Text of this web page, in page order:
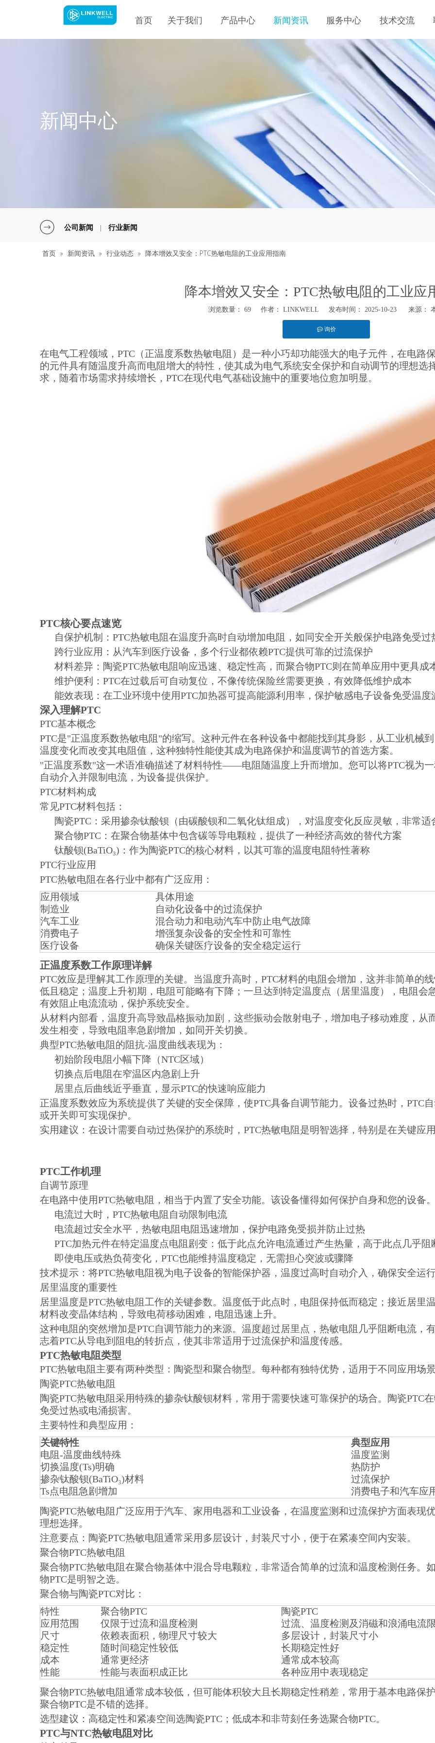
首页 关于我们 产品中心 新闻资讯 服务中心 技术交流
新闻中心
公司新闻 行业新闻
首页 » 新闻资讯 » 行业动态 » 降本增效又安全：PTC热敏电阻的工业应用指南
降本增效又安全：PTC热敏电阻的工业应
浏览数量： 69 作者： LINKWELL 发布时间： 2025-10-23 来源：
询价
["facebook","twitter","line","wechat","linkedin","pinterest","whatsapp"]
在电气工程领域，PTC（正温度系数热敏电阻）是一种小巧却功能强大的电子元件，在电路
的元件具有随温度升高而电阻增大的特性，使其成为电气系统安全保护和自动调节的理想选
求，随着市场需求持续增长，PTC在现代电气基础设施中的重要地位愈加明显。
PTC核心要点速览
自保护机制：PTC热敏电阻在温度升高时自动增加电阻，如同安全开关般保护电路免受过
跨行业应用：从汽车到医疗设备，多个行业都依赖PTC提供可靠的过流保护
材料差异：陶瓷PTC热敏电阻响应迅速、稳定性高，而聚合物PTC则在简单应用中更具成
维护便利：PTC在过载后可自动复位，不像传统保险丝需要更换，有效降低维护成本
能效表现：在工业环境中使用PTC加热器可提高能源利用率，保护敏感电子设备免受温度
深入理解PTC
PTC基本概念
PTC是"正温度系数热敏电阻"的缩写。这种元件在各种设备中都能找到其身影，从工业机械
温度变化而改变其电阻值，这种独特性能使其成为电路保护和温度调节的首选方案。
"正温度系数"这一术语准确描述了材料特性——电阻随温度上升而增加。您可以将PTC视为
自动介入并限制电流，为设备提供保护。
PTC材料构成
常见PTC材料包括：
陶瓷PTC：采用掺杂钛酸钡（由碳酸钡和二氧化钛组成），对温度变化反应灵敏，非常适
聚合物PTC：在聚合物基体中包含碳等导电颗粒，提供了一种经济高效的替代方案
钛酸钡(BaTiO₃)：作为陶瓷PTC的核心材料，以其可靠的温度电阻特性著称
PTC行业应用
PTC热敏电阻在各行业中都有广泛应用：
应用领域
具体用途
制造业
自动化设备中的过流保护
汽车工业
混合动力和电动汽车中防止电气故障
消费电子
增强复杂设备的安全性和可靠性
医疗设备
确保关键医疗设备的安全稳定运行
正温度系数工作原理详解
PTC效应是理解其工作原理的关键。当温度升高时，PTC材料的电阻会增加，这并非简单的
低且稳定；温度上升初期，电阻可能略有下降；一旦达到特定温度点（居里温度），电阻会
有效阻止电流流动，保护系统安全。
从材料内部看，温度升高导致晶格振动加剧，这些振动会散射电子，增加电子移动难度，从
发生相变，导致电阻率急剧增加，如同开关切换。
典型PTC热敏电阻的阻抗-温度曲线表现为：
初始阶段电阻小幅下降（NTC区域）
切换点后电阻在窄温区内急剧上升
居里点后曲线近乎垂直，显示PTC的快速响应能力
正温度系数效应为系统提供了关键的安全保障，使PTC具备自调节能力。设备过热时，PTC
或开关即可实现保护。
实用建议：在设计需要自动过热保护的系统时，PTC热敏电阻是明智选择，特别是在关键应
PTC工作机理
自调节原理
在电路中使用PTC热敏电阻，相当于内置了安全功能。该设备懂得如何保护自身和您的设备
电流过大时，PTC热敏电阻自动限制电流
电流超过安全水平，热敏电阻电阻迅速增加，保护电路免受损并防止过热
PTC加热元件在特定温度点电阻剧变：低于此点允许电流通过产生热量，高于此点几乎
即使电压或热负荷变化，PTC也能维持温度稳定，无需担心突波或骤降
技术提示：将PTC热敏电阻视为电子设备的智能保护器，温度过高时自动介入，确保安全运
居里温度的重要性
居里温度是PTC热敏电阻工作的关键参数。温度低于此点时，电阻保持低而稳定；接近居里
材料改变晶体结构，导致电荷移动困难，电阻迅速上升。
这种电阻的突然增加是PTC自调节能力的来源。温度超过居里点，热敏电阻几乎阻断电流，
志着PTC从导电到阻电的转折点，使其非常适用于过流保护和温度传感。
PTC热敏电阻类型
PTC热敏电阻主要有两种类型：陶瓷型和聚合物型。每种都有独特优势，适用于不同应用场
陶瓷PTC热敏电阻
陶瓷PTC热敏电阻采用特殊的掺杂钛酸钡材料，常用于需要快速可靠保护的场合。陶瓷PTC
免受过热或电涌损害。
主要特性和典型应用：
关键特性
典型应用
电阻-温度曲线特殊
温度监测
切换温度(Ts)明确
热防护
掺杂钛酸钡(BaTiO₃)材料
过流保护
Ts点电阻急剧增加
消费电子和汽车应
陶瓷PTC热敏电阻广泛应用于汽车、家用电器和工业设备，在温度监测和过流保护方面表现
理想选择。
注意要点：陶瓷PTC热敏电阻通常采用多层设计，封装尺寸小，便于在紧凑空间内安装。
聚合物PTC热敏电阻
聚合物PTC热敏电阻在聚合物基体中混合导电颗粒，非常适合简单的过流和温度检测任务。
物PTC是明智之选。
聚合物与陶瓷PTC对比：
特性
聚合物PTC
陶瓷PTC
应用范围
仅限于过流和温度检测
过流、温度检测及消磁和浪涌电流
尺寸
依赖表面积，物理尺寸较大
多层设计，封装尺寸小
稳定性
随时间稳定性较低
长期稳定性好
成本
通常更经济
通常成本较高
性能
性能与表面积成正比
各种应用中表现稳定
聚合物PTC热敏电阻通常成本较低，但可能体积较大且长期稳定性稍差，常用于基本电路保
聚合物PTC是不错的选择。
选型建议：高稳定性和紧凑空间选陶瓷PTC；低成本和非苛刻任务选聚合物PTC。
PTC与NTC热敏电阻对比